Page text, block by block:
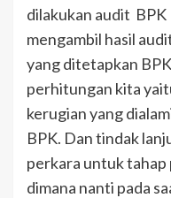
dilakukan audit BPK
mengambil hasil
yang ditetapkan
perhitungan kita
kerugian yang
BPK. Dan tindak
perkara untuk
dimana nanti pada